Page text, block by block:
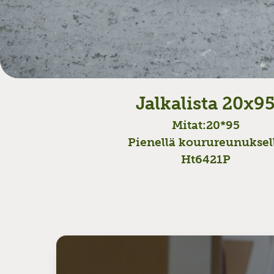
Jalkalista
Mitat:20*95
Pienellä
Ht6421P